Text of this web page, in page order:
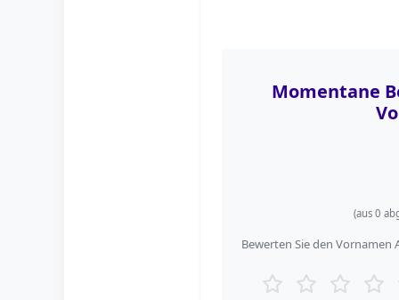
Momentane
(aus 0
Bewerten Sie den